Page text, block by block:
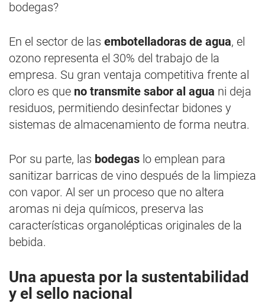
bodegas?
En el sector de las embotelladoras de agua, el
ozono representa el 30% del trabajo de la
empresa. Su gran ventaja competitiva frente al
cloro es que no transmite sabor al agua ni deja
residuos, permitiendo desinfectar bidones y
sistemas de almacenamiento de forma neutra.
Por su parte, las bodegas lo emplean para
sanitizar barricas de vino después de la limpieza
con vapor. Al ser un proceso que no altera
aromas ni deja químicos, preserva las
características organolépticas originales de la
bebida.
Una apuesta por la sustentabilidad
y el sello nacional